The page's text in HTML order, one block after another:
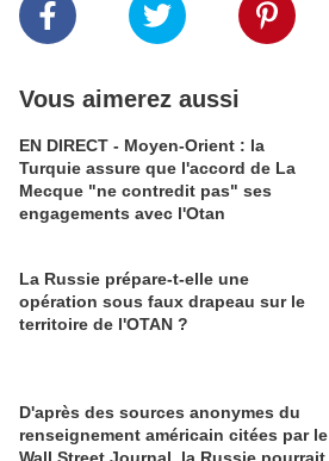
Vous aimerez aussi
EN DIRECT - Moyen-Orient : la
Turquie assure que l'accord de La
Mecque "ne contredit pas" ses
engagements avec l'Otan
La Russie prépare-t-elle une
opération sous faux drapeau sur le
territoire de l'OTAN ?
D'après des sources anonymes du
renseignement américain citées par le